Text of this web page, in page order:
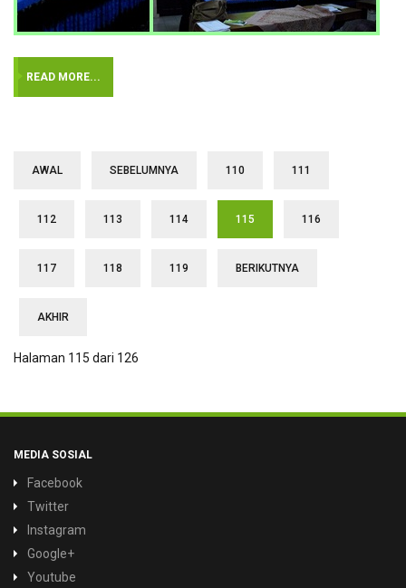
READ MORE...
AWAL SEBELUMNYA 110 111
112 113 114 115 116
117 118 119 BERIKUTNYA
AKHIR
Halaman 115 dari 126
MEDIA SOSIAL
Facebook
Twitter
Instagram
Google+
Youtube